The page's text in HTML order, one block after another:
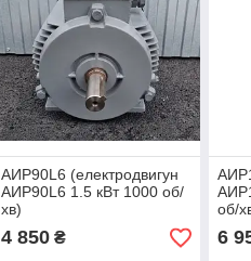
АИР90L6 (електродвигун
АИР90L6 1.5 кВт 1000 об/
хв)
4 850₴
об/
6